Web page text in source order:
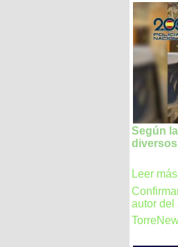
Según
Leer
autor del